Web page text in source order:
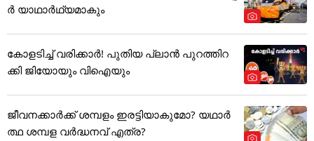
ര്‍ യാഥാര്‍ഥ്യമാകും
കോളടിച്ച് വരിക്കാർ! പുതിയ പ്ലാൻ പുറത്തിറ
ക്കി ജിയോയും വിഐയും
ജീവനക്കാർക്ക് ശമ്പളം ഇരട്ടിയാകുമോ? യഥാർ
ത്ഥ ശമ്പള വർദ്ധനവ് എത്ര?